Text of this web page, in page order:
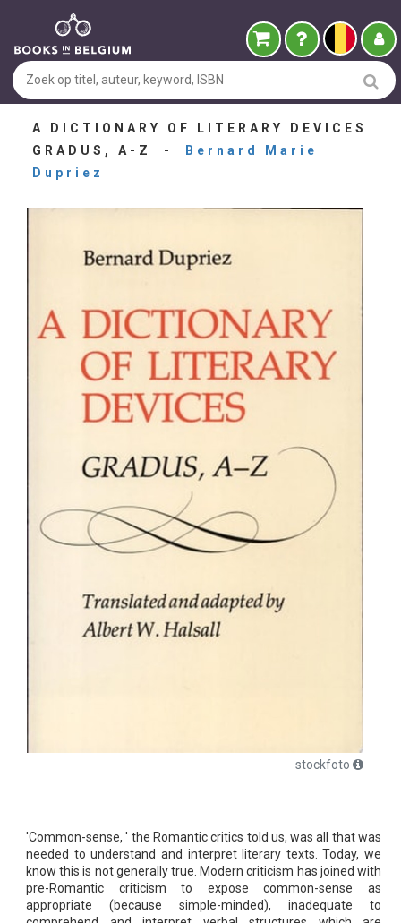
A DICTIONARY OF LITERARY DEVICES
GRADUS, A-Z -
Bernard Marie
Dupriez
stockfoto
'Common-sense, ' the Romantic critics told us, was all that was
needed to understand and interpret literary texts. Today, we
know this is not generally true. Modern criticism has joined with
pre-Romantic criticism to expose common-sense as
appropriate (because simple-minded), inadequate to